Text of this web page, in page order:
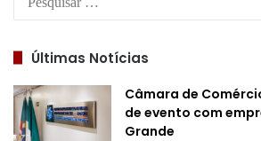
Últimas Notícias
Câmara de
de evento com
Grande